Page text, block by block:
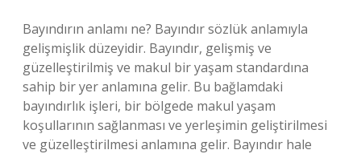
Bayındırın anlamı ne? Bayındır sözlük anlamıyla
gelişmişlik düzeyidir. Bayındır, gelişmiş ve
güzelleştirilmiş ve makul bir yaşam standardına
sahip bir yer anlamına gelir. Bu bağlamdaki
bayındırlık işleri, bir bölgede makul yaşam
koşullarının sağlanması ve yerleşimin geliştirilmesi
ve güzelleştirilmesi anlamına gelir. Bayındır hale